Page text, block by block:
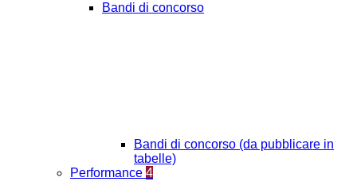
Bandi di concorso
Bandi di concorso (da pubblicare in
tabelle)
Performance 4